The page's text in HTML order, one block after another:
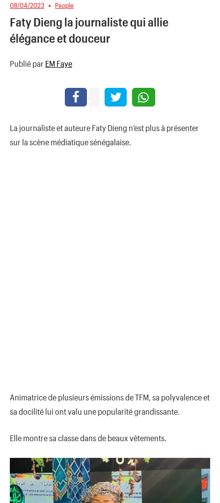
08/04/2023 People
Faty Dieng la journaliste qui allie
élégance et douceur
Publié par EM Faye
La journaliste et auteure Faty Dieng n’est plus à présenter
sur la scène médiatique sénégalaise.
Animatrice de plusieurs émissions de TFM, sa polyvalence et
sa docilité lui ont valu une popularité grandissante.
Elle montre sa classe dans de beaux vêtements.